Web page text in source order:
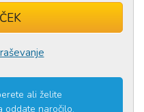
v
ali želite
oddate naročilo.